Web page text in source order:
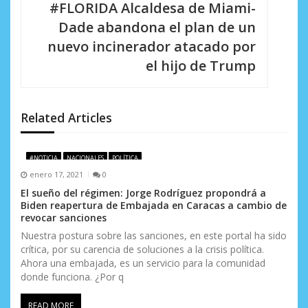
e
e
n
t
r
a
d
a
#FLORIDA Alcaldesa de Miami-
Dade abandona el plan de un
nuevo incinerador atacado por
el hijo de Trump
Related Articles
#NOTICIA NACIONALES POLÍTICA
enero 17, 2021 0
El sueño del régimen: Jorge Rodríguez propondrá a
Biden reapertura de Embajada en Caracas a cambio de
revocar sanciones
Nuestra postura sobre las sanciones, en este portal ha sido
crítica, por su carencia de soluciones a la crisis política.
Ahora una embajada, es un servicio para la comunidad
donde funciona. ¿Por q
READ MORE